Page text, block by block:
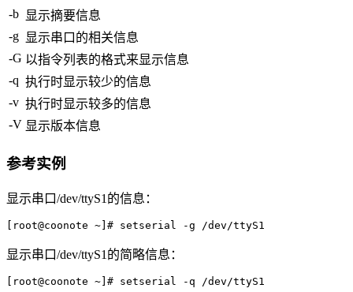
-b 显示摘要信息
-g 显示串口的相关信息
-G 以指令列表的格式来显示信息
-q 执行时显示较少的信息
-v 执行时显示较多的信息
-V 显示版本信息
参考实例
显示串口/dev/ttyS1的信息：
[root@coonote ~]# setserial -g /dev/ttyS1
显示串口/dev/ttyS1的简略信息：
[root@coonote ~]# setserial -q /dev/ttyS1